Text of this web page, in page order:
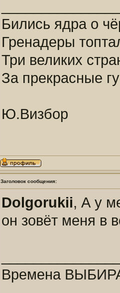
Бились ядра о
Гренадеры
Три великих
За прекрасные
Ю.Визбор
Заголовок сообщения:
Dolgorukii, А у
он зовёт меня в
Времена